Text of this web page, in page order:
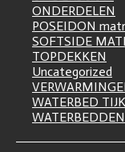
ONDERDELEN
POSEIDON
SOFTSIDE
TOPDEKKEN
Uncategorized
WATERBED